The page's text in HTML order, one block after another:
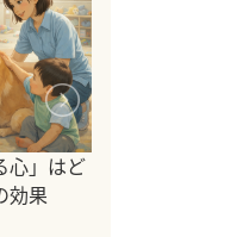
心」はど
効果